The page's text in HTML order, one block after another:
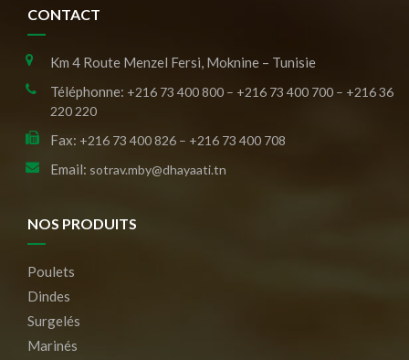
CONTACT
Km 4 Route Menzel Fersi, Moknine – Tunisie
Téléphonne: +216 73 400 800 – +216 73 400 700 – +216 36
220 220
Fax: +216 73 400 826 – +216 73 400 708
Email: sotrav.mby@dhayaati.tn
NOS PRODUITS
Poulets
Dindes
Surgelés
Marinés